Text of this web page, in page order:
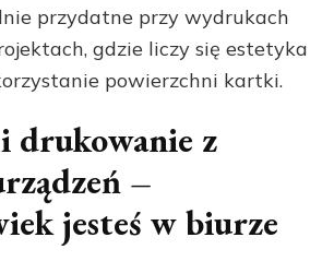
przydatne przy wydrukach
gdzie liczy się estetyka
powierzchni kartki.
drukowanie z
–
jesteś w biurze